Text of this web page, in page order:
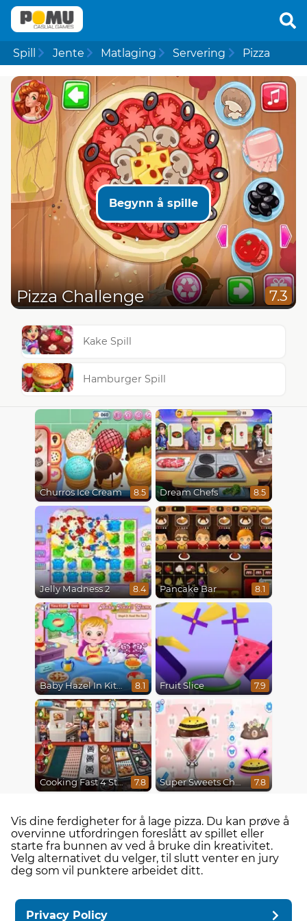
Spill Jente Matlaging Servering Pizza
Begynn å spille
Pizza Challenge 7.3
Kake Spill
Hamburger Spill
Churros Ice Cream 8.5 Dream Chefs 8.5
Jelly Madness 2 8.4 Pancake Bar 8.1
Baby Hazel In Kitchen 8.1 Fruit Slice 7.9
Cooking Fast 4 Steak 7.8 Super Sweets Challenge 7.8
Vis dine ferdigheter for å lage pizza. Du kan prøve å
overvinne utfordringen foreslått av spillet eller
starte fra bunnen av ved å bruke din kreativitet.
Velg alternativet du velger, til slutt venter en jury
deg som vil punktere arbeidet ditt.
Privacy Policy